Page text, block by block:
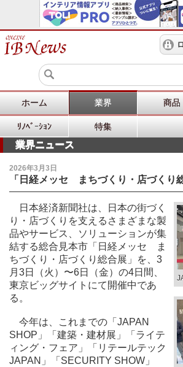
ホーム 業界 商品
ﾘﾉﾍﾞｰｼｮﾝ 特集
業界ニュース
2026年3月3日
「日経メッセ まちづくり・店づくり
日本経済新聞社は、日本の街づく
り・店づくりを支えるさまざまな製
品やサービス、ソリューションが集
結する総合見本市「日経メッセ ま
ちづくり・店づくり総合展」を、3
月3日（火）〜6日（金）の4日間、
東京ビッグサイトにて開催中であ
る。
今年は、これまでの「JAPAN
SHOP」「建築・建材展」「ライテ
ィング・フェア」「リテールテック
JAPAN」「SECURITY SHOW」